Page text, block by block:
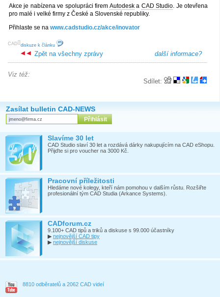
Akce je nabízena ve spolupráci firem Autodeska CAD Studio . Je otevřena
pro malé i velké firmy z České a Slovenské republiky.
Přihlaste se na www.cadstudio.cz/akce/inovator
[
CAD ]
diskuze k článku
další informace?
Zpět na všechny zprávy
Sdílet:
Viz též:
Zasílat bulletin CAD-NEWS
Slavíme 30 let
CAD Studio slaví 30 let a rozdává dárky nakupujícím na CAD eShopu.
Přijďte si pro voucher na 3000 Kč.
Pracovní příležitosti
Hledáme nové kolegy, kteří nám pomohou v dalším růstu. Rozšiřte
profesionální tým CAD Studia (Arkance Systems).
CADforum.cz
9.100+ CAD tipů a triků a diskuse s 99.000 účastníky
▶ nejnovější CAD tipy
▶ nejnovější diskuse
8810 odběratelů a 2062 CAD videí